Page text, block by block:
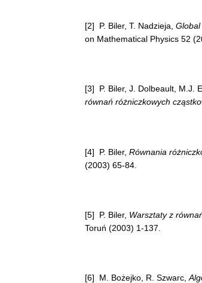
[2] P. Biler, T. Nadzieja,
on Mathematical Physics 52
[3] P. Biler, J. Dolbeault, M.J.
równań różniczkowych
[4] P. Biler, Równania
(2003) 65-84.
[5] P. Biler, Warsztaty z
Toruń (2003) 1-137.
[6] M. Bożejko, R. Szwarc,